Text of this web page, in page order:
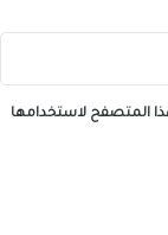
المتصفح لاستخدامها